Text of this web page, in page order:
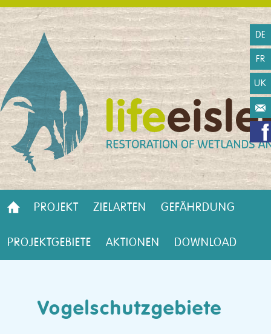
PROJEKT ZIELARTEN GEFÄHRDUNG
PROJEKTGEBIETE AKTIONEN DOWNLOAD
DE
FR
UK
Vogelschutzgebiete